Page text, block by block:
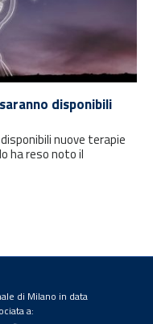
disponibili
nuove terapie
ha reso noto il
di Milano in data
a: